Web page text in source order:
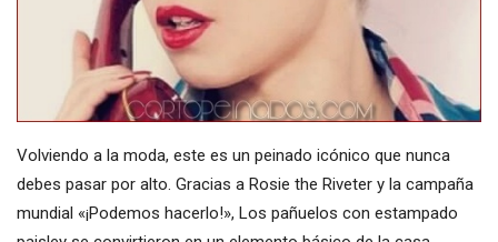
Volviendo a la moda, este es un peinado icónico que nunca
debes pasar por alto. Gracias a Rosie the Riveter y la campaña
mundial «¡Podemos hacerlo!», Los pañuelos con estampado